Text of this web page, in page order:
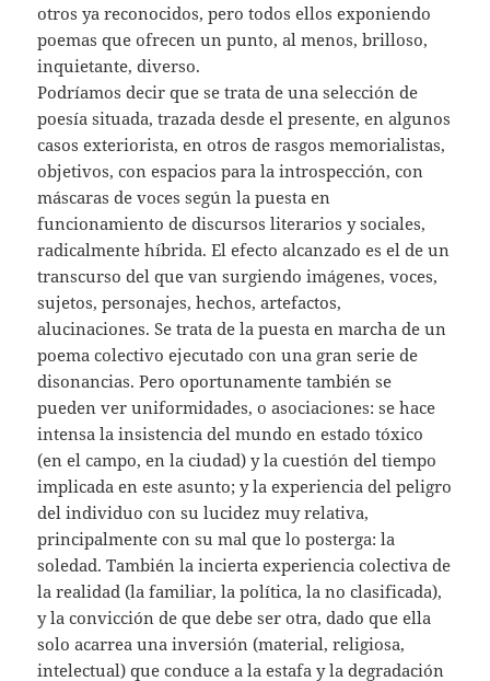
otros ya reconocidos, pero todos ellos exponiendo
poemas que ofrecen un punto, al menos, brilloso,
inquietante, diverso.
Podríamos decir que se trata de una selección de
poesía situada, trazada desde el presente, en algunos
casos exteriorista, en otros de rasgos memorialistas,
objetivos, con espacios para la introspección, con
máscaras de voces según la puesta en
funcionamiento de discursos literarios y sociales,
radicalmente híbrida. El efecto alcanzado es el de un
transcurso del que van surgiendo imágenes, voces,
sujetos, personajes, hechos, artefactos,
alucinaciones. Se trata de la puesta en marcha de un
poema colectivo ejecutado con una gran serie de
disonancias. Pero oportunamente también se
pueden ver uniformidades, o asociaciones: se hace
intensa la insistencia del mundo en estado tóxico
(en el campo, en la ciudad) y la cuestión del tiempo
implicada en este asunto; y la experiencia del peligro
del individuo con su lucidez muy relativa,
principalmente con su mal que lo posterga: la
soledad. También la incierta experiencia colectiva de
la realidad (la familiar, la política, la no clasificada),
y la convicción de que debe ser otra, dado que ella
solo acarrea una inversión (material, religiosa,
intelectual) que conduce a la estafa y la degradación